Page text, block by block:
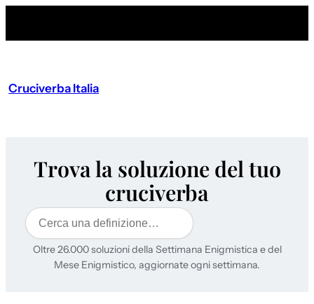
Cruciverba Italia
Trova la soluzione del tuo
cruciverba
Cerca
Oltre 26.000 soluzioni della Settimana Enigmistica e del
Mese Enigmistico, aggiornate ogni settimana.